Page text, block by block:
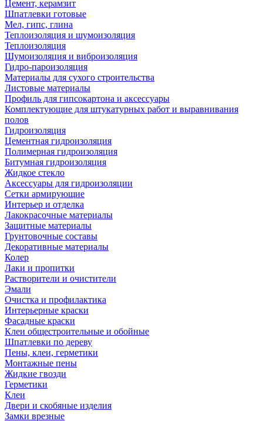
Цемент, керамзит
Шпатлевки готовые
Мел, гипс, глина
Теплоизоляция и шумоизоляция
Теплоизоляция
Шумоизоляция и виброизоляция
Гидро-пароизоляция
Материалы для сухого строительства
Листовые материалы
Профиль для гипсокартона и аксессуары
Комплектующие для штукатурных работ и выравнивания
полов
Гидроизоляция
Цементная гидроизоляция
Полимерная гидроизоляция
Битумная гидроизоляция
Жидкое стекло
Аксессуары для гидроизоляции
Сетки армирующие
Интерьер и отделка
Лакокрасочные материалы
Защитные материалы
Грунтовочные составы
Декоративные материалы
Колер
Лаки и пропитки
Растворители и очистители
Эмали
Очистка и профилактика
Интерьерные краски
Фасадные краски
Клеи общестроительные и обойные
Шпатлевки по дереву
Пены, клеи, герметики
Монтажные пены
Жидкие гвозди
Герметики
Клеи
Двери и скобяные изделия
Замки врезные